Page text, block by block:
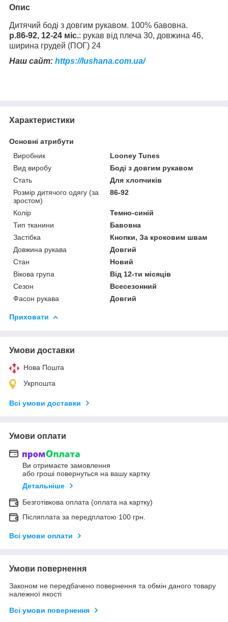
Опис
Дитячий боді з довгим рукавом. 100% бавовна.
р.86-92, 12-24 міс.: рукав від плеча 30, довжина 46,
ширина грудей (ПОГ) 24
Наш сайт: https://lushana.com.ua/
Характеристики
Основні атрибути
Виробник
Looney Tunes
Вид виробу
Боді з довгим рукавом
Стать
Для хлопчиків
Розмір дитячого одягу (за
зростом)
86-92
Колір
Темно-синій
Тип тканини
Бавовна
Застібка
Кнопки, За кроковим швам
Довжина рукава
Довгий
Стан
Новий
Вікова група
Від 12-ти місяців
Сезон
Всесезонний
Фасон рукава
Довгий
Приховати
Умови доставки
Нова Пошта
Укрпошта
Всі умови доставки
Умови оплати
Ви отримаєте замовлення
або гроші повернуться на вашу картку
Детальніше
Безготівкова оплата (оплата на картку)
Післяплата за передплатою 100 грн.
Всі умови оплати
Умови повернення
Законом не передбачено повернення та обмін даного товару
належної якості
Всі умови повернення